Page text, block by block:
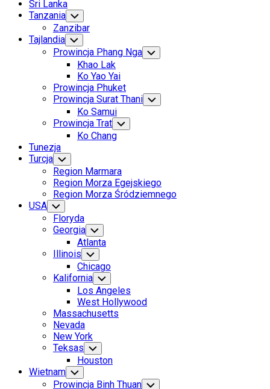
Sri Lanka
Tanzania Toggle
Child
Menu
Zanzibar
Tajlandia Toggle
Child
Menu
Prowincja Phang Nga Toggle
Child
Khao Lak
Ko Yao Yai
Prowincja Phuket
Prowincja Surat Thani Toggle
Child
Ko Samui
Prowincja Trat Toggle
Child
Menu
Ko Chang
Tunezja
Turcja Toggle
Child
Menu
Region Marmara
Region Morza Egejskiego
Region Morza Śródziemnego
USA Toggle
Child
Menu
Floryda
Georgia Toggle
Child
Menu
Atlanta
Illinois Toggle
Child
Menu
Chicago
Kalifornia Toggle
Child
Menu
Los Angeles
West Hollywood
Massachusetts
Nevada
New York
Teksas Toggle
Child
Menu
Houston
Wietnam Toggle
Child
Prowincja Binh Thuan Toggle